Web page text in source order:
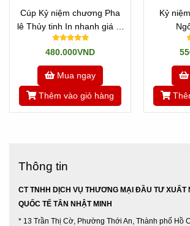
Cúp Kỷ niệm chương Pha
lê Thủy tinh In nhanh giá rẻ
Mẫu Thuyền Buồm 2 cánh
480.000VND
Mua ngay
Thêm vào giỏ hàng
Kỷ
Thông tin
CT TNHH DỊCH VỤ THƯƠNG MẠI ĐẦU TƯ XUẤT
QUỐC TẾ TÂN NHẬT MINH
* 13 Trần Thị Cờ, Phường Thới An, Thành phố Hồ